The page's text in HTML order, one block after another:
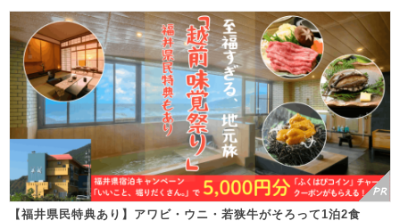
【福井県民特典あり】アワビ・ウニ・若狭牛がそろって1泊2食